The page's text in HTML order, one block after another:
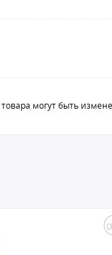
могут быть